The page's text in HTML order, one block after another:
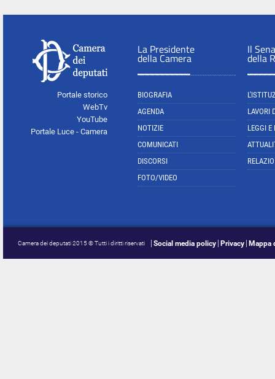
Portale storico
WebTv
YouTube
Portale Luce - Camera
La Presidente
della Camera
BIOGRAFIA
AGENDA
NOTIZIE
COMUNICATI
DISCORSI
FOTO/VIDEO
Il
della
LAVORI
LEGGI E
Camera dei deputati 2015 © Tutti i diritti riservati Social media policy Privacy Mappa